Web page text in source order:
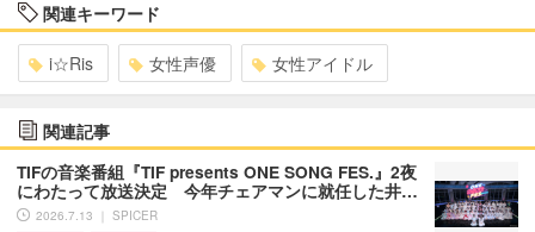
関連キーワード
i☆Ris 女性声優 女性アイドル
関連記事
TIFの音楽番組『TIF presents ONE SONG FES.』2夜
にわたって放送決定 今年チェアマンに就任した井…
2026.7.13 ｜ SPICER